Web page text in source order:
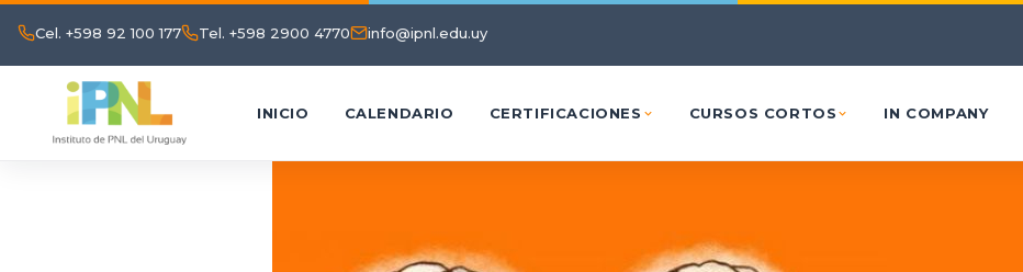
Cel. +598 92 100 177 Tel. +598 2900 4770 info@ipnl.edu.uy
INICIO CALENDARIO CERTIFICACIONES CURSOS CORTOS IN COMPANY